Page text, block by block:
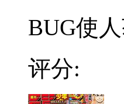
BUG使
评分: